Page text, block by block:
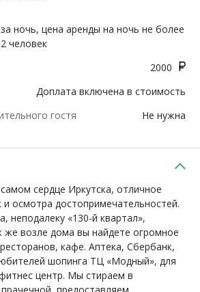
за ночь, цена аренды на ночь не более
2 человек
2000
Доплата включена в стоимость
гостя
Не нужна
сердце Иркутска, отличное
и осмотра достопримечательностей.
неподалеку «130-й квартал»,
же возле дома вы найдете огромное
кафе. Аптека, Сбербанк,
шопинга ТЦ «Модный», для
центр. Мы стираем в